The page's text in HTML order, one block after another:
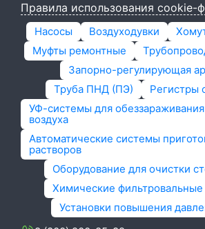
Правила использования cookie-
Насосы Воздуходувки
Муфты ремонтные
Запорно-регулирующая
Труба ПНД (ПЭ)
Регистры
УФ-системы для
воздуха
Автоматические системы
растворов
Оборудование для очистки
Химические фильтровальные
Установки повышения